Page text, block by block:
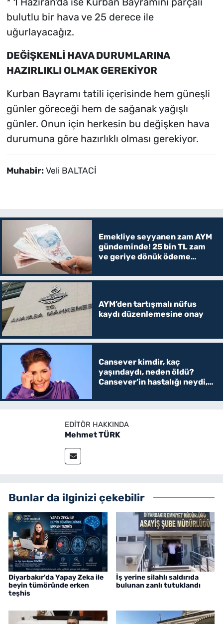
bulutlu bir hava ve 25 derece ile
uğurlayacağız.
DEĞİŞKENLİ HAVA DURUMLARINA
HAZIRLIKLI OLMAK GEREKİYOR
Kurban Bayramı tatili içerisinde hem güneşli
günler göreceği hem de sağanak yağışlı
günler. Onun için herkesin bu değişken hava
durumuna göre hazırlıklı olması gerekiyor.
Muhabir: Veli BALTACİ
Emekliye seyyanen zam AYM
gündeminde! 25 bin TL zam
ve geriye dönük ödeme
AYM’den tartışmalı nüfus
kaydı düzenlemesine onay
Cansever kimdir, kaç
yaşındaydı, neden öldü?
Cansever’in hastalığı neydi,
kime kalacak
EDITÖR HAKKINDA
Mehmet TÜRK
Bunlar da ilginizi çekebilir
Diyarbakır’da Yapay Zeka ile
beyin tümöründe erken
teşhis
İş yerine silahlı saldırıda
bulunan zanlı tutuklandı